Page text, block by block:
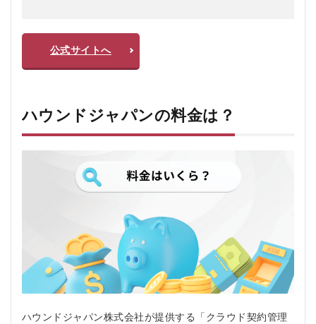
公式サイトへ
ハウンドジャパンの料金は？
ハウンドジャパン株式会社が提供する「クラウド契約管理